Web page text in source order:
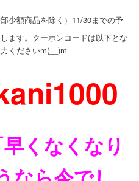
少額商品を除く）11/30までの予
ます。クーポンコードは以下とな
くださいm(__)m
早くなくなり